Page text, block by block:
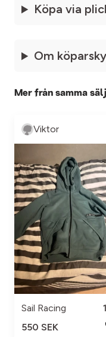
Köpa via
Om
Mer från samma
Viktor
Sail Racing
550 SEK